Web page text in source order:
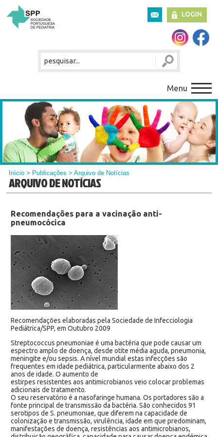
LOGIN
Menu
Início > Publicações > Arquivo de Notícias
ARQUIVO DE NOTÍCIAS
Recomendações para a vacinação anti-
pneumocócica
Recomendações elaboradas pela Sociedade de Infecciologia
Pediátrica/SPP, em Outubro 2009
Streptococcus pneumoniae é uma bactéria que pode causar um
espectro amplo de doença, desde otite média aguda, pneumonia,
meningite e/ou sepsis. A nível mundial estas infecções são
frequentes em idade pediátrica, particularmente abaixo dos 2
anos de idade. O aumento de
estirpes resistentes aos antimicrobianos veio colocar problemas
adicionais de tratamento.
O seu reservatório é a nasofaringe humana. Os portadores são a
fonte principal de transmissão da bactéria. São conhecidos 91
serotipos de S. pneumoniae, que diferem na capacidade de
colonização e transmissão, virulência, idade em que predominam,
manifestações de doença, resistências aos antimicrobianos,